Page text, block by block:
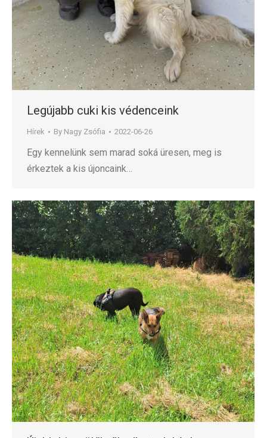
Legújabb cuki kis védenceink
Hírek By Nagy Zsófia 2022-06-26
Egy kennelünk sem marad soká üresen, meg is
érkeztek a kis újoncaink…